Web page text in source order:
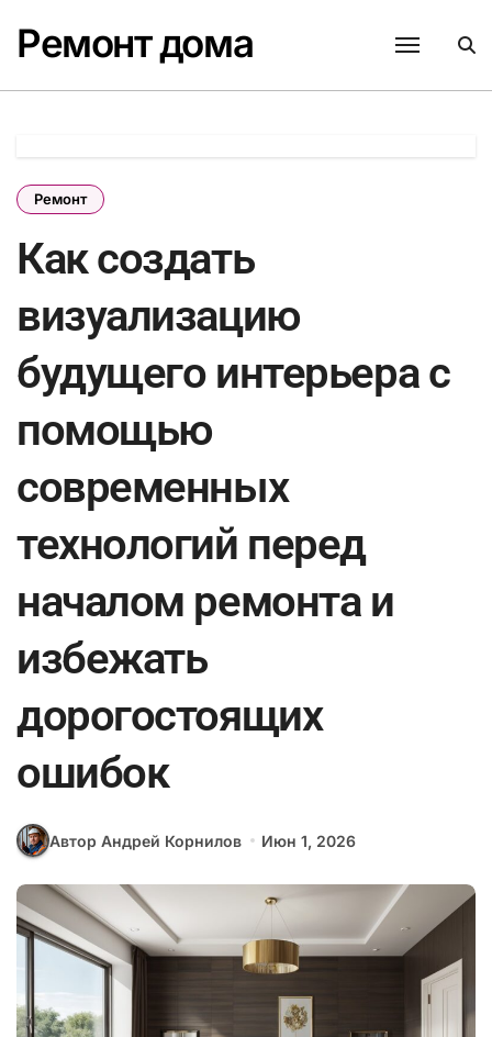
содержанию
Ремонт дома
Ремонт
Как создать
визуализацию
будущего интерьера с
помощью
современных
технологий перед
началом ремонта и
избежать
дорогостоящих
ошибок
Автор Андрей Корнилов Июн 1, 2026